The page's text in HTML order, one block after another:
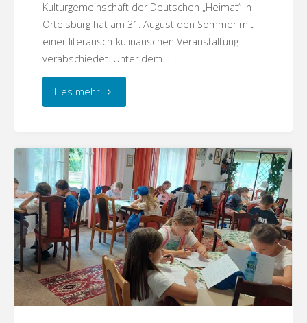
Kulturgemeinschaft der Deutschen „Heimat“ in
Ortelsburg hat am 31. August den Sommer mit
einer literarisch-kulinarischen Veranstaltung
verabschiedet. Unter dem…
Lies mehr"Ortelsburg
Vom
Grillen
im
Freien
und
Grillen